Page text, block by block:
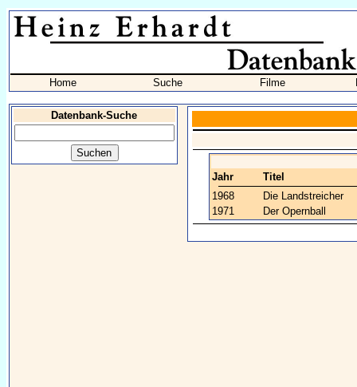
Home Suche Filme
Datenbank-Suche
Jahr
Titel
1968
Die Landstreicher
1971
Der Opernball